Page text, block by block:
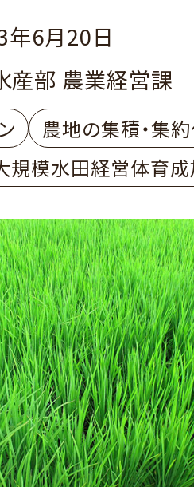
年6月20日
産部 農業経営課
農地の集積・集
規模水田経営体育